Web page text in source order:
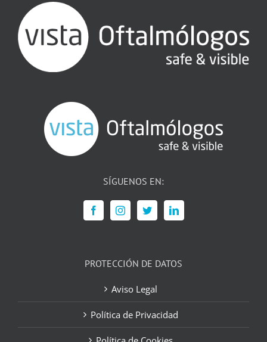
SÍGUENOS EN:
PROTECCIÓN DE DATOS
Aviso Legal
Política de Privacidad